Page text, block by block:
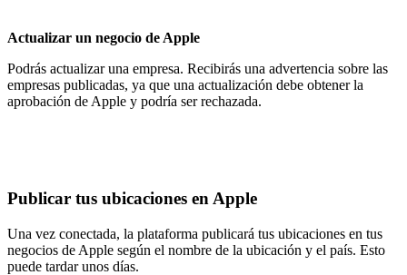
Actualizar un negocio de Apple
Podrás actualizar una empresa. Recibirás una advertencia sobre las
empresas publicadas, ya que una actualización debe obtener la
aprobación de Apple y podría ser rechazada.
Publicar tus ubicaciones en Apple
Una vez conectada, la plataforma publicará tus ubicaciones en tus
negocios de Apple según el nombre de la ubicación y el país. Esto
puede tardar unos días.